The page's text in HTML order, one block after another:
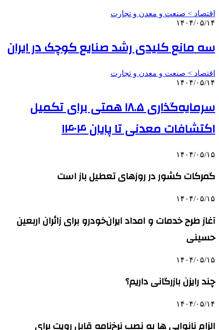
اقتصاد > صنعت و معدن و تجارت
۱۴۰۴/۰۵/۱۴
سه مانع کلیدی رشد صنایع کوچک در ایران
اقتصاد > صنعت و معدن و تجارت
۱۴۰۴/۰۵/۱۴
سرمایه‌گذاری ۱۸.۵ همتی برای تکمیل
اکتشافات معدنی تا پایان ۱۴۰۴
۱۴۰۴/۰۵/۱۵
گمرکات کشور در روزهای تعطیل باز است
۱۴۰۴/۰۵/۱۵
آغاز طرح خدمات و امداد ایران‌خودرو برای زائران اربعین
حسینی
۱۴۰۴/۰۵/۱۵
چند رایزن بازرگانی داریم؟
۱۴۰۴/۰۵/۱۴
الزام نانوایی ها به نصب نرخ‌نامه قابل رویت برای